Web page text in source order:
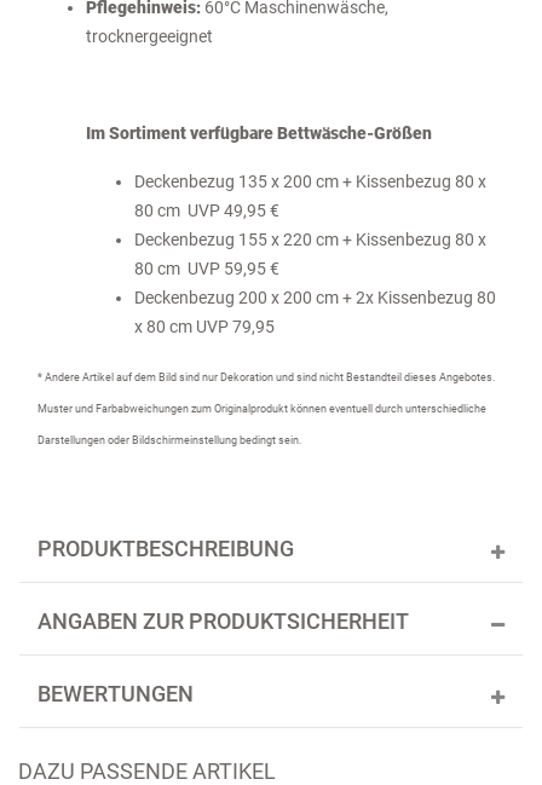
Pflegehinweis: 60°C Maschinenwäsche,
trocknergeeignet
Im Sortiment verfügbare Bettwäsche-Größen
Deckenbezug 135 x 200 cm + Kissenbezug 80 x
80 cm UVP 49,95 €
Deckenbezug 155 x 220 cm + Kissenbezug 80 x
80 cm UVP 59,95 €
Deckenbezug 200 x 200 cm + 2x Kissenbezug 80
x 80 cm UVP 79,95
* Andere Artikel auf dem Bild sind nur Dekoration und sind nicht Bestandteil dieses Angebotes.
Muster und Farbabweichungen zum Originalprodukt können eventuell durch unterschiedliche
Darstellungen oder Bildschirmeinstellung bedingt sein.
PRODUKTBESCHREIBUNG
ANGABEN ZUR PRODUKTSICHERHEIT
BEWERTUNGEN
DAZU PASSENDE ARTIKEL